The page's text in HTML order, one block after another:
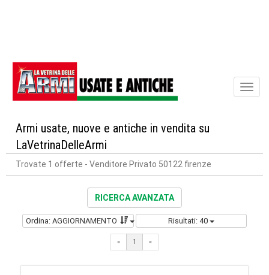
Armi usate, nuove e antiche in vendita su
LaVetrinaDelleArmi
Trovate 1 offerte - Venditore Privato 50122 firenze
RICERCA AVANZATA
Ordina: AGGIORNAMENTO Risultati: 40
« 1 «